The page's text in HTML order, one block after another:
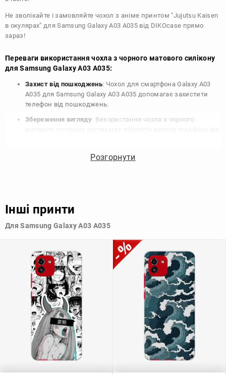
Не зволікайте і замовляйте чохол з аніме принтом "Jujutsu Kaisen
в окулярах" для Samsung Galaxy A03 A035 від DIKOcase прямо
зараз!
Переваги використання чохла з чорного матового силікону
для Samsung Galaxy A03 A035:
Захист від пошкоджень: Чохол для смартфона Galaxy A03
A035 для Samsung Galaxy A03 A035 допомагає захистити
телефон від пошкоджень.
Збереження вигляду: Використання чохла з чорного
Збереження цінності: Чохол з чорного матового силікону
для Samsung Galaxy A03 A035 з чорного матового силікону
стилю та особистому смаку.
Узагалі, чохол для телефону - це дуже корисний аксесуар, який
допомагає захистити ваш пристрій, зберегти його цінність і
додати зручності в користуванні.
Розгорнути
Інші принти
Для Samsung Galaxy A03 A035